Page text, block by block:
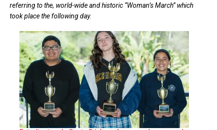
referring to the, world-wide and historic “Woman’s March” which
took place the following day.